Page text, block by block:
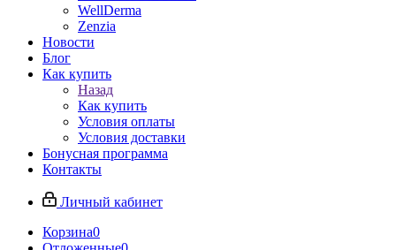
WellDerma
Zenzia
Новости
Блог
Как купить
Назад
Как купить
Условия оплаты
Условия доставки
Бонусная программа
Контакты
Личный кабинет
Корзина0